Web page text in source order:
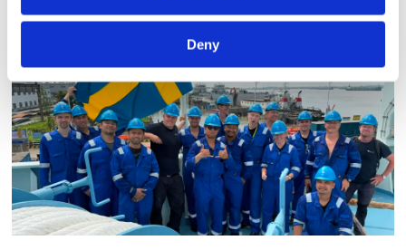
Deny
Propulsion